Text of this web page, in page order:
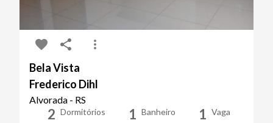
Bela Vista
Frederico Dihl
Alvorada - RS
2 Dormitórios 1 Banheiro 1 Vaga